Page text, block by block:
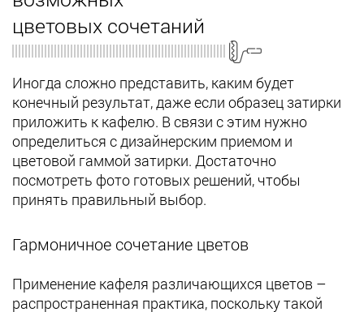
цветовых сочетаний
Иногда сложно представить, каким будет
конечный результат, даже если образец затирки
приложить к кафелю. В связи с этим нужно
определиться с дизайнерским приемом и
цветовой гаммой затирки. Достаточно
посмотреть фото готовых решений, чтобы
принять правильный выбор.
Гармоничное сочетание цветов
Применение кафеля различающихся цветов –
распространенная практика, поскольку такой